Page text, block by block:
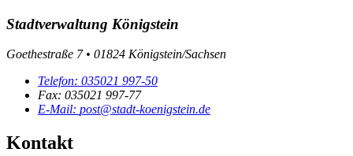
Stadtverwaltung Königstein
Goethestraße 7 • 01824 Königstein/Sachsen
Telefon: 035021 997-50
Fax: 035021 997-77
E-Mail: post@stadt-koenigstein.de
Kontakt